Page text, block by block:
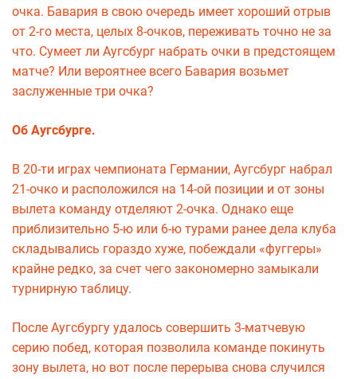
очка. Бавария в свою очередь имеет хороший отрыв
от 2-го места, целых 8-очков, переживать точно не за
что. Сумеет ли Аугсбург набрать очки в предстоящем
матче? Или вероятнее всего Бавария возьмет
заслуженные три очка?
Об Аугсбурге.
В 20-ти играх чемпионата Германии, Аугсбург набрал
21-очко и расположился на 14-ой позиции и от зоны
вылета команду отделяют 2-очка. Однако еще
приблизительно 5-ю или 6-ю турами ранее дела клуба
складывались гораздо хуже, побеждали «фуггеры»
крайне редко, за счет чего закономерно замыкали
турнирную таблицу.
После Аугсбургу удалось совершить 3-матчевую
серию побед, которая позволила команде покинуть
зону вылета, но вот после перерыва снова случился